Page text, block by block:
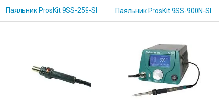
Паяльник ProsKit 9SS-259-SI Паяльник ProsKit 9SS-900N-SI